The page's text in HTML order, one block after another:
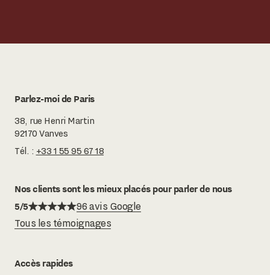
Parlez-moi de Paris
38, rue Henri Martin
92170 Vanves
Tél. : +33 1 55 95 67 18
Nos clients sont les mieux placés pour parler de nous
5/5
96 avis Google
Tous les témoignages
Accès rapides